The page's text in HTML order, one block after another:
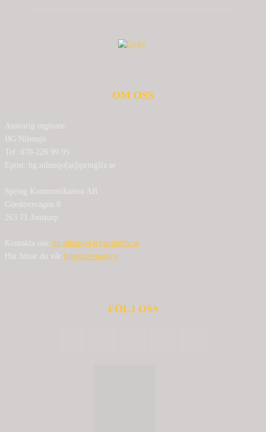
OM OSS
Ansvarig utgivare:
BG Nilensjö
Tel: 070-226 99 95
Epost: bg.nilensjo[at]springlfa.se
Spring Kommunikation AB
Görslövsvägen 8
263 71 Jonstorp
Kontakta oss: bg.nilensjo[at]springlfa.se
Här hittar du vår Integritetspolicy
FÖLJ OSS